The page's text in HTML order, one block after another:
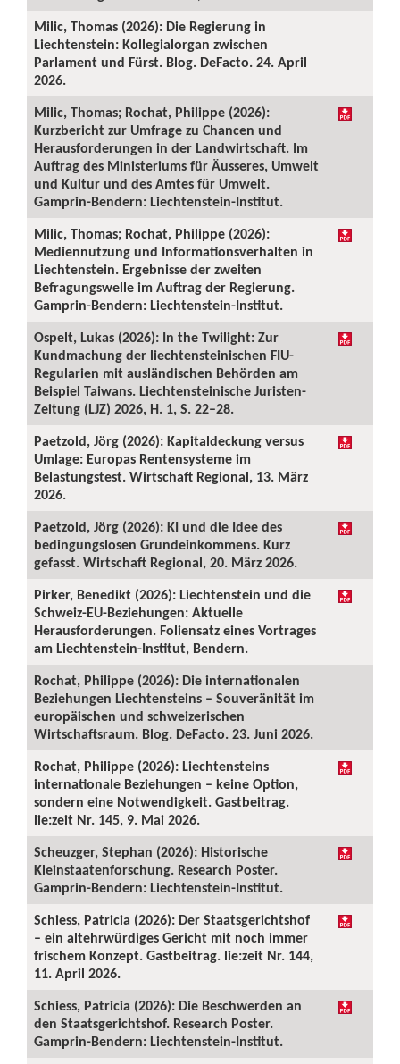
Milic, Thomas (2026): Die Regierung in
Liechtenstein: Kollegialorgan zwischen
Parlament und Fürst. Blog. DeFacto. 24. April
2026.
Milic, Thomas; Rochat, Philippe (2026):
Kurzbericht zur Umfrage zu Chancen und
Herausforderungen in der Landwirtschaft. Im
Auftrag des Ministeriums für Äusseres, Umwelt
und Kultur und des Amtes für Umwelt.
Gamprin-Bendern: Liechtenstein-Institut.
Milic, Thomas; Rochat, Philippe (2026):
Mediennutzung und Informationsverhalten in
Liechtenstein. Ergebnisse der zweiten
Befragungswelle im Auftrag der Regierung.
Gamprin-Bendern: Liechtenstein-Institut.
Ospelt, Lukas (2026): In the Twilight: Zur
Kundmachung der liechtensteinischen FIU-
Regularien mit ausländischen Behörden am
Beispiel Taiwans. Liechtensteinische Juristen-
Zeitung (LJZ) 2026, H. 1, S. 22–28.
Paetzold, Jörg (2026): Kapitaldeckung versus
Umlage: Europas Rentensysteme im
Belastungstest. Wirtschaft Regional, 13. März
2026.
Paetzold, Jörg (2026): KI und die Idee des
bedingungslosen Grundeinkommens. Kurz
gefasst. Wirtschaft Regional, 20. März 2026.
Pirker, Benedikt (2026): Liechtenstein und die
Schweiz-EU-Beziehungen: Aktuelle
Herausforderungen. Foliensatz eines Vortrages
am Liechtenstein-Institut, Bendern.
Rochat, Philippe (2026): Die internationalen
Beziehungen Liechtensteins – Souveränität im
europäischen und schweizerischen
Wirtschaftsraum. Blog. DeFacto. 23. Juni 2026.
Rochat, Philippe (2026): Liechtensteins
internationale Beziehungen – keine Option,
sondern eine Notwendigkeit. Gastbeitrag.
lie:zeit Nr. 145, 9. Mai 2026.
Scheuzger, Stephan (2026): Historische
Kleinstaatenforschung. Research Poster.
Gamprin-Bendern: Liechtenstein-Institut.
Schiess, Patricia (2026): Der Staatsgerichtshof
– ein altehrwürdiges Gericht mit noch immer
frischem Konzept. Gastbeitrag. lie:zeit Nr. 144,
11. April 2026.
Schiess, Patricia (2026): Die Beschwerden an
den Staatsgerichtshof. Research Poster.
Gamprin-Bendern: Liechtenstein-Institut.